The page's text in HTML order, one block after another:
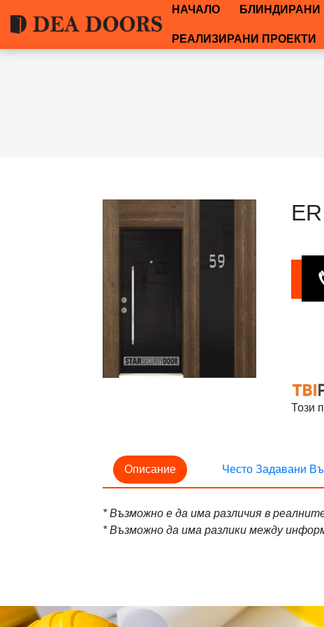
НАЧАЛО БЛИНДИРАНИ
РЕАЛИЗИРАНИ ПРОЕКТИ
Този
Описание Често Задавани
* Възможно е да има различия в
* Възможно да има разлики между